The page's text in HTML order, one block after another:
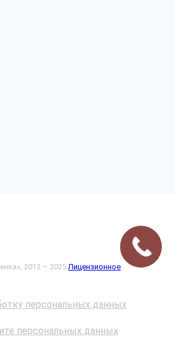
2013 – 2025 Лицензионное
персональных данных
персональных данных